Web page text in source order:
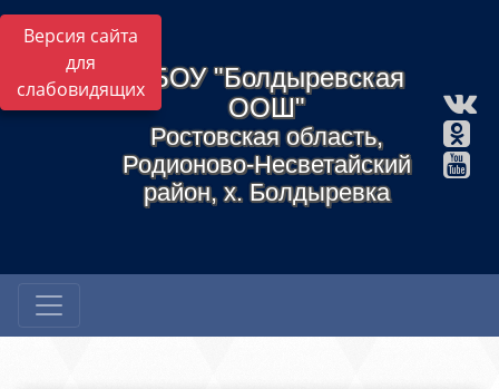
Версия сайта
для
слабовидящихМБОУ "Болдыревская
ООШ"
Ростовская область,
Родионово-Несветайский
район, х. Болдыревка